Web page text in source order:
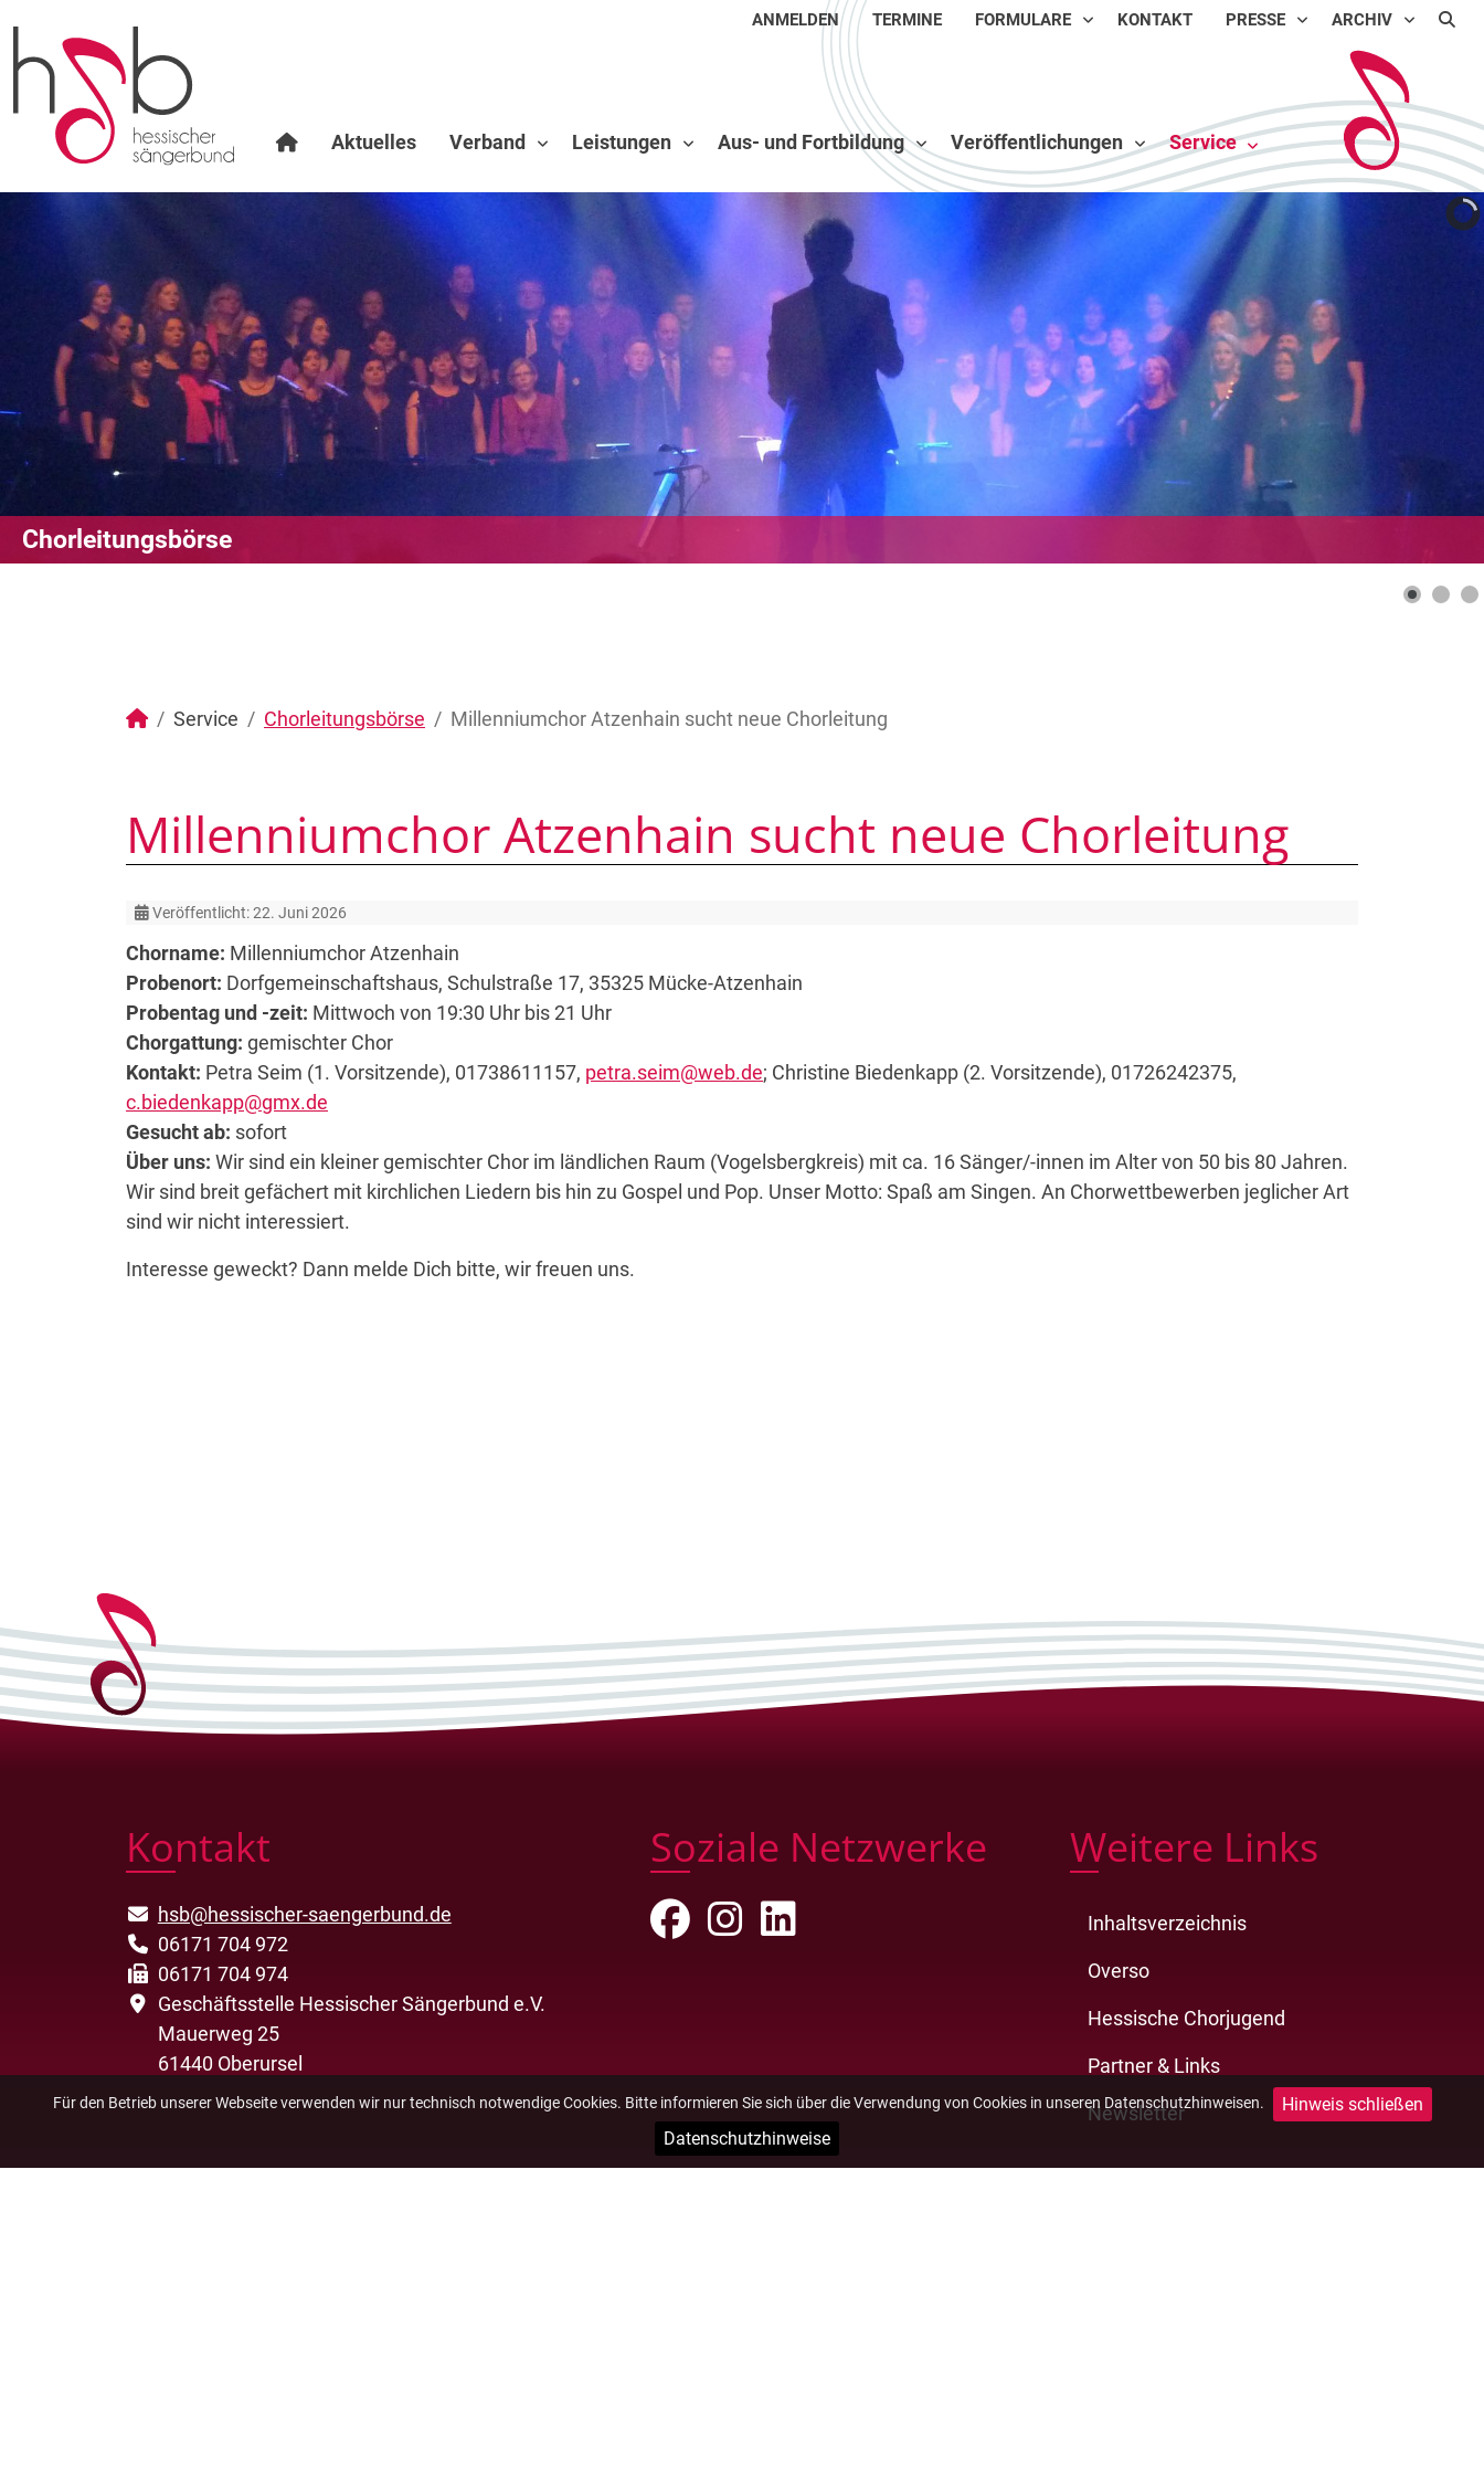
Für den Betrieb unserer Webseite verwenden wir nur technisch notwendige Cookies. Bitte informieren Sie sich über die Verwendung von Cookies in unseren Datenschutzhinweisen.
Hinweis schließen
Datenschutzhinweise
ANMELDEN TERMINE FORMULARE KONTAKT PRESSE ARCHIV
Aktuelles Verband Leistungen Aus- und Fortbildung Veröffentlichungen Service
Chorleitungsbörse
Service Chorleitungsbörse Millenniumchor Atzenhain sucht neue Chorleitung
Millenniumchor Atzenhain sucht neue Chorleitung
Details
Veröffentlicht: 22. Juni 2026
Chorname: Millenniumchor Atzenhain
Probenort: Dorfgemeinschaftshaus, Schulstraße 17, 35325 Mücke-Atzenhain
Probentag und -zeit: Mittwoch von 19:30 Uhr bis 21 Uhr
Chorgattung: gemischter Chor
Kontakt: Petra Seim (1. Vorsitzende), 01738611157, petra.seim@web.de; Christine Biedenkapp (2. Vorsitzende), 01726242375,
c.biedenkapp@gmx.de
Gesucht ab: sofort
Über uns: Wir sind ein kleiner gemischter Chor im ländlichen Raum (Vogelsbergkreis) mit ca. 16 Sänger/-innen im Alter von 50 bis 80 Jahren.
Wir sind breit gefächert mit kirchlichen Liedern bis hin zu Gospel und Pop. Unser Motto: Spaß am Singen. An Chorwettbewerben jeglicher Art
sind wir nicht interessiert.
Interesse geweckt? Dann melde Dich bitte, wir freuen uns.
Kontakt
hsb@hessischer-saengerbund.de
06171 704 972
06171 704 974
Geschäftsstelle Hessischer Sängerbund e.V.
Mauerweg 25
61440 Oberursel
Soziale Netzwerke Weitere Links
Inhaltsverzeichnis
Overso
Hessische Chorjugend
Partner & Links
Newsletter